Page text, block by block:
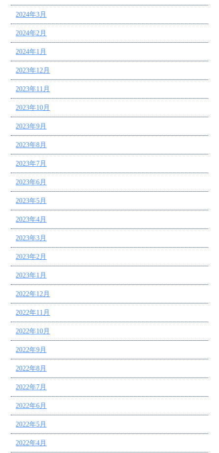
2024年3月
2024年2月
2024年1月
2023年12月
2023年11月
2023年10月
2023年9月
2023年8月
2023年7月
2023年6月
2023年5月
2023年4月
2023年3月
2023年2月
2023年1月
2022年12月
2022年11月
2022年10月
2022年9月
2022年8月
2022年7月
2022年6月
2022年5月
2022年4月